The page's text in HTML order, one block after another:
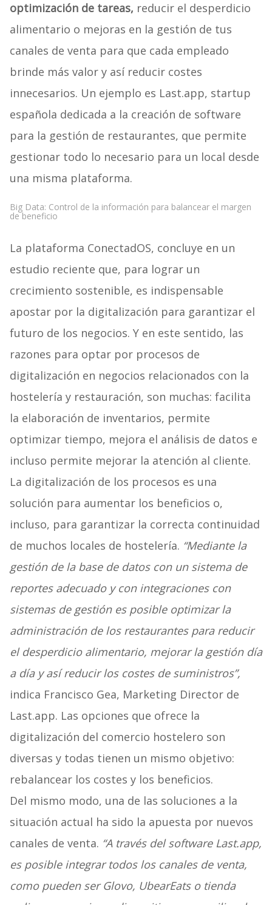
optimización de tareas, reducir el desperdicio
alimentario o mejoras en la gestión de tus
canales de venta para que cada empleado
brinde más valor y así reducir costes
innecesarios. Un ejemplo es Last.app, startup
española dedicada a la creación de software
para la gestión de restaurantes, que permite
gestionar todo lo necesario para un local desde
una misma plataforma.
Big Data: Control de la información para balancear el margen
de beneficio
La plataforma ConectadOS, concluye en un
estudio reciente que, para lograr un
crecimiento sostenible, es indispensable
apostar por la digitalización para garantizar el
futuro de los negocios. Y en este sentido, las
razones para optar por procesos de
digitalización en negocios relacionados con la
hostelería y restauración, son muchas: facilita
la elaboración de inventarios, permite
optimizar tiempo, mejora el análisis de datos e
incluso permite mejorar la atención al cliente.
La digitalización de los procesos es una
solución para aumentar los beneficios o,
incluso, para garantizar la correcta continuidad
de muchos locales de hostelería. “Mediante la
gestión de la base de datos con un sistema de
reportes adecuado y con integraciones con
sistemas de gestión es posible optimizar la
administración de los restaurantes para reducir
el desperdicio alimentario, mejorar la gestión día
a día y así reducir los costes de suministros”,
indica Francisco Gea, Marketing Director de
Last.app. Las opciones que ofrece la
digitalización del comercio hostelero son
diversas y todas tienen un mismo objetivo:
rebalancear los costes y los beneficios.
Del mismo modo, una de las soluciones a la
situación actual ha sido la apuesta por nuevos
canales de venta. “A través del software Last.app,
es posible integrar todos los canales de venta,
como pueden ser Glovo, UbearEats o tienda